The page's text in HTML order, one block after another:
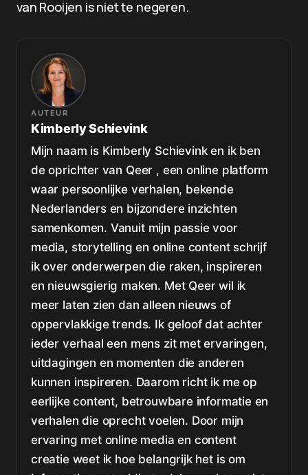
van Rooijen is niet te negeren.
AUTEUR
Kimberly Schievink
Mijn naam is Kimberly Schievink en ik ben
de oprichter van Qeer , een online platform
waar persoonlijke verhalen, bekende
Nederlanders en bijzondere inzichten
samenkomen. Vanuit mijn passie voor
media, storytelling en online content schrijf
ik over onderwerpen die raken, inspireren
en nieuwsgierig maken. Met Qeer wil ik
meer laten zien dan alleen nieuws of
oppervlakkige trends. Ik geloof dat achter
ieder verhaal een mens zit met ervaringen,
uitdagingen en momenten die anderen
kunnen inspireren. Daarom richt ik me op
eerlijke content, betrouwbare informatie en
verhalen die oprecht voelen. Door mijn
ervaring met online media en content
creatie weet ik hoe belangrijk het is om